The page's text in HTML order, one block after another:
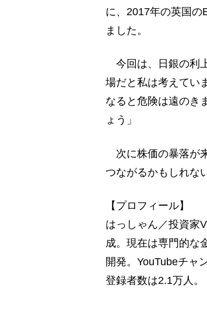
に、2017年の英国の
ました。
今回は、日銀の利
場だと私は考えてい
なると危険は遠のき
ょう」
次に株価の暴落が
つながるかもしれな
【プロフィール】
はっしゃん／投資家
成。現在は専門的な
開発。YouTubeチャ
登録者数は2.1万人。